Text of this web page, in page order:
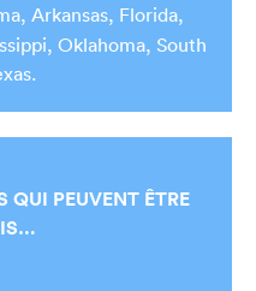
Arkansas, Florida,
Oklahoma, South
QUI PEUVENT ÊTRE